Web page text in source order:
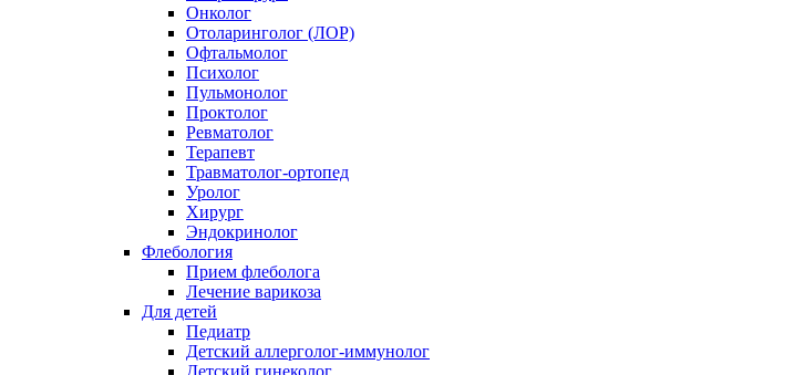
Онколог
Отоларинголог (ЛОР)
Офтальмолог
Психолог
Пульмонолог
Проктолог
Ревматолог
Терапевт
Травматолог-ортопед
Уролог
Хирург
Эндокринолог
Флебология
Прием флеболога
Лечение варикоза
Для детей
Педиатр
Детский аллерголог-иммунолог
Детский гинеколог